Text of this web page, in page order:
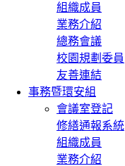
組織成員
業務介紹
總務會議
校園規劃委員
友善連結
事務暨環安組
會議室登記
修繕通報系統
組織成員
業務介紹